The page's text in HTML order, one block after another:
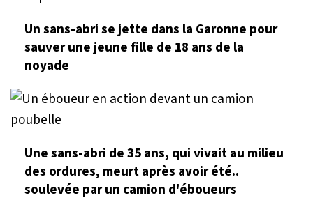
Un sans-abri se jette dans la Garonne pour
sauver une jeune fille de 18 ans de la
noyade
Une sans-abri de 35 ans, qui vivait au milieu
des ordures, meurt après avoir été..
soulevée par un camion d'éboueurs